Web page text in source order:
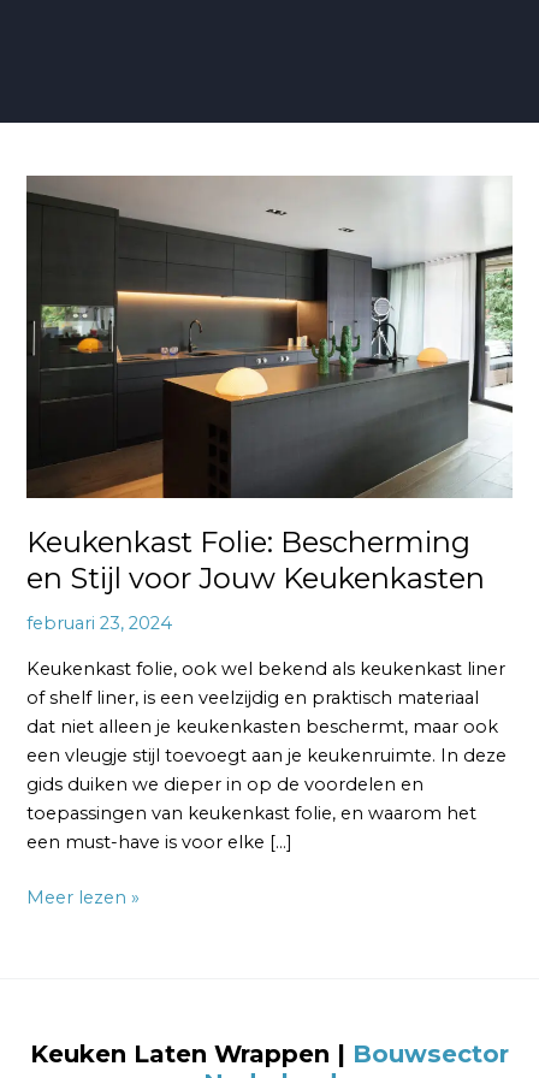
Keukenkast Folie: Bescherming
en Stijl voor Jouw Keukenkasten
februari 23, 2024
Keukenkast folie, ook wel bekend als keukenkast liner
of shelf liner, is een veelzijdig en praktisch materiaal
dat niet alleen je keukenkasten beschermt, maar ook
een vleugje stijl toevoegt aan je keukenruimte. In deze
gids duiken we dieper in op de voordelen en
toepassingen van keukenkast folie, en waarom het
een must-have is voor elke […]
Keukenkast
Stijl
voor
Jouw
Keukenkasten
Meer lezen »
Keuken Laten Wrappen | Bouwsector